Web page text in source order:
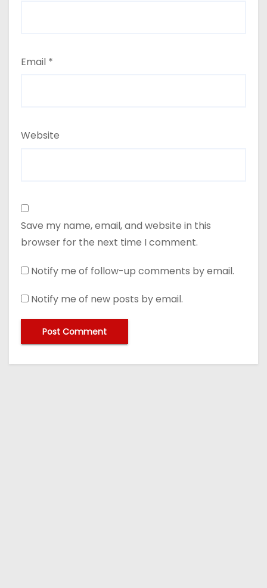
Email *
Website
Save my name, email, and website in this
browser for the next time I comment.
Notify me of follow-up comments by email.
Notify me of new posts by email.